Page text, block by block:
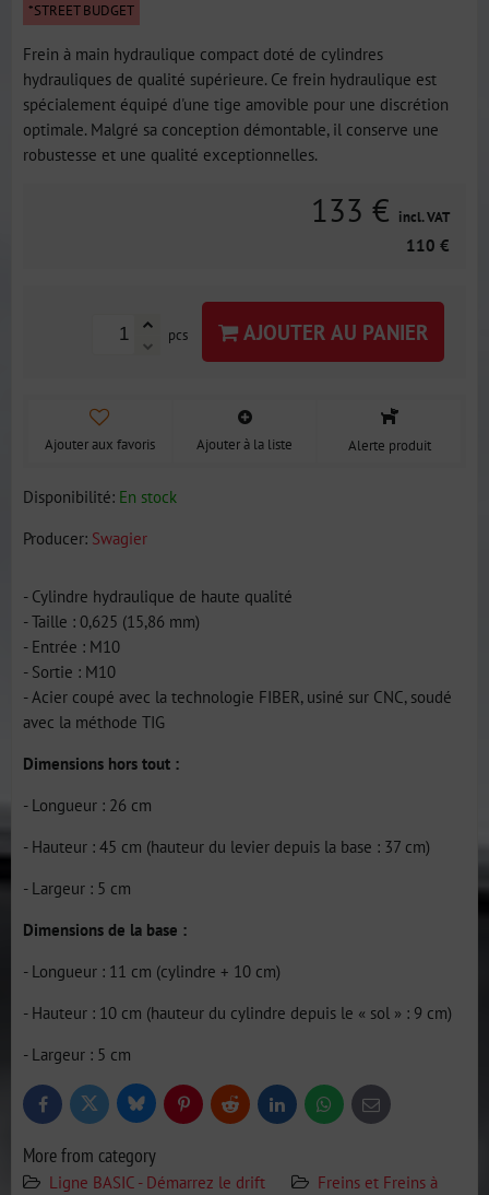
*STREET BUDGET
Frein à main hydraulique compact doté de cylindres
hydrauliques de qualité supérieure. Ce frein hydraulique est
spécialement équipé d'une tige amovible pour une discrétion
optimale. Malgré sa conception démontable, il conserve une
robustesse et une qualité exceptionnelles.
133 € incl. VAT
110 €
pcs AJOUTER AU PANIER
Ajouter aux favoris Ajouter à la liste Alerte produit
Disponibilité: En stock
Producer: Swagier
- Cylindre hydraulique de haute qualité
- Taille : 0,625 (15,86 mm)
- Entrée : M10
- Sortie : M10
- Acier coupé avec la technologie FIBER, usiné sur CNC, soudé
avec la méthode TIG
Dimensions hors tout :
- Longueur : 26 cm
- Hauteur : 45 cm (hauteur du levier depuis la base : 37 cm)
- Largeur : 5 cm
Dimensions de la base :
- Longueur : 11 cm (cylindre + 10 cm)
- Hauteur : 10 cm (hauteur du cylindre depuis le « sol » : 9 cm)
- Largeur : 5 cm
FacebookTwitter BlueskyPinterestReddit LinkedInWhatsApp
E-
mail
More from category
Ligne BASIC - Démarrez le drift
Freins et Freins à